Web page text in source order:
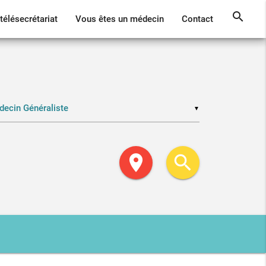
Vous êtes un médecin Contact search
▼
location_on search